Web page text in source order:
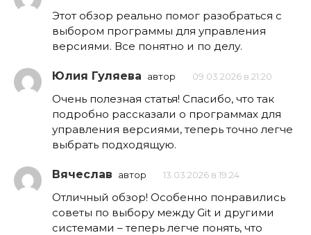
Этот обзор реально помог разобраться с
выбором программы для управления
версиями. Все понятно и по делу.
Юлия Гуляева автор 09.03.2026 в 21:20
Очень полезная статья! Спасибо, что так
подробно рассказали о программах для
управления версиями, теперь точно легче
выбрать подходящую.
Вячеслав автор 13.03.2026 в 19:24
Отличный обзор! Особенно понравились
советы по выбору между Git и другими
системами – теперь легче понять, что